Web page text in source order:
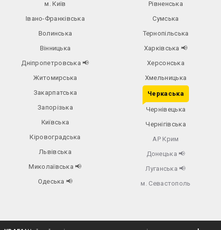
м. Київ
Івано-Франківська
Волинська
Вінницька
Дніпропетровська📢
Житомирська
Закарпатська
Запорізька
Київська
Кіровоградська
Львівська
Миколаївська📢
Одеська📢
Рівненська
Сумська
Тернопільська
Харківська 📢
Херсонська
Хмельницька
Черкаська
Чернівецька
Чернігівська
АР Крим
Донецька 📢
Луганська 📢
м. Севастополь